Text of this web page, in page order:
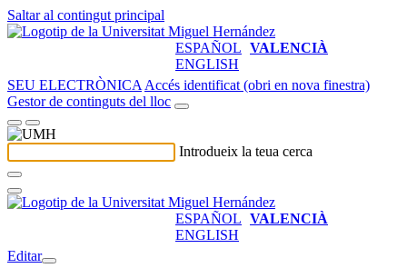
Saltar al contingut principal
ESPAÑOL VALENCIÀ
ENGLISH
SEU ELECTRÒNICA Accés identificat (obri en nova finestra)
Gestor de continguts del lloc
Introdueix la teua cerca
ESPAÑOL VALENCIÀ
ENGLISH
Editar